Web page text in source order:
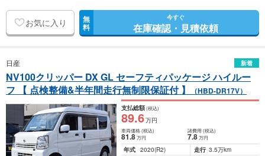
お気に入り 無
料
今すぐ
在庫確認・見積依頼
日産 新着
NV100クリッパー DX GL セーフティパッケージ ハイルー
フ 【 点検整備&半年間走行無制限保証付 】
（HBD-DR17V）
支払総額(税込)
89.6万円
車両価格(税込)
81.8万円
諸費用 (税込)
7.8 万円
年式 2020(R2) 走行 3.5万km